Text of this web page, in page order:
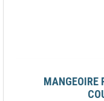
MANGEOIRE